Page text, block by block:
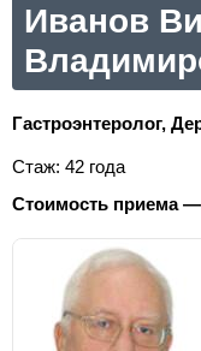
Иванов
Гастроэнтеролог,
Стаж: 42 года
Стоимость приема —